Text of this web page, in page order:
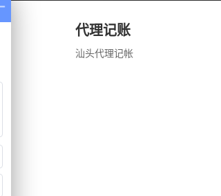
定负有代扣代
您有接受我们
生产经营情况
们的检查和监
及时提供其他
法妥善处理。
义务向我们报
费用标准等资
业合并、分立
应当由合并后
代理记账
汕头代理记帐